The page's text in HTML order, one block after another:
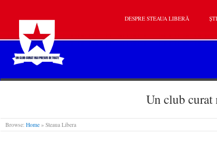
STEAUA LIBERĂ
DESPRE STEAUA LIBERĂ
Un club curat
Browse: Home » Steaua Libera